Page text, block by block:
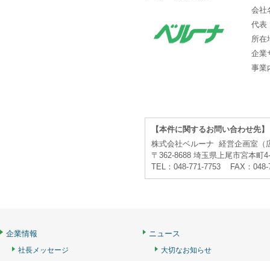
会社
代表
所在
企業
事業
【本件に関するお問い合わせ先】
株式会社ベルーナ 経営企画室（
〒362-8688 埼玉県上尾市宮本町
TEL：048-771-7753 FAX：
企業情報
社長メッセージ
ニュース
大切なお知らせ